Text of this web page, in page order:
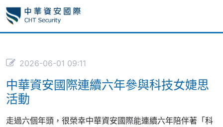
2026-06-01 09:11
中華資安國際連續六年參與科技女婕思
活動
走過六個年頭，很榮幸中華資安國際能連續六年陪伴著「科